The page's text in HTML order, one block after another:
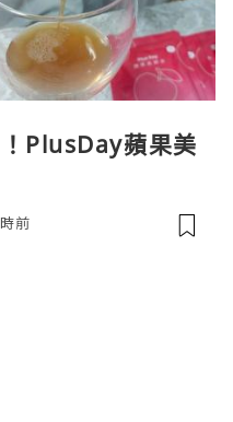
PlusDay蘋果美
前